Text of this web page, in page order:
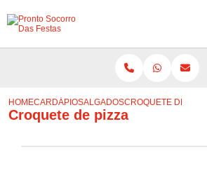
HOMECARDÁPIOSALGADOSCROQUETE DE PIZZA
Croquete de pizza